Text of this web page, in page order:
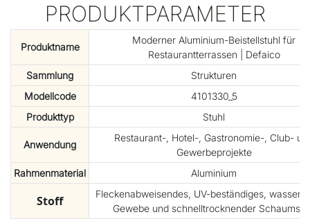
PRODUKTPARAMETER
Produktname
Moderner Aluminium-Beistellstuhl für
Restaurantterrassen | Defaico
Sammlung
Strukturen
Modellcode
4101330_5
Produkttyp
Stuhl
Anwendung
Restaurant-, Hotel-, Gastronomie-, Club-
Gewerbeprojekte
Rahmenmaterial
Aluminium
Stoff
Fleckenabweisendes, UV-beständiges,
Gewebe und schnelltrocknender